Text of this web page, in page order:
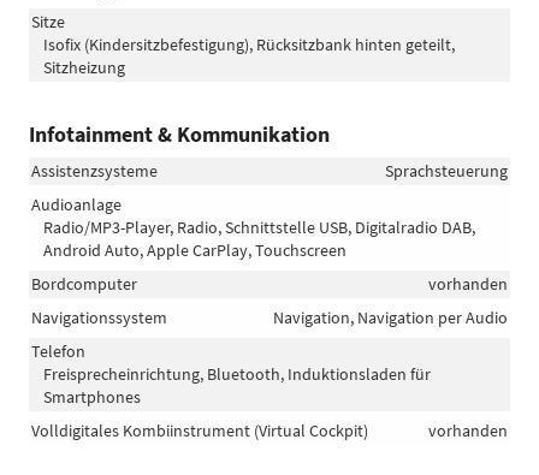
Sitze
Isofix (Kindersitzbefestigung), Rücksitzbank hinten geteilt,
Sitzheizung
Infotainment & Kommunikation
Assistenzsysteme
Sprachsteuerung
Audioanlage
Radio/MP3-Player, Radio, Schnittstelle USB, Digitalradio DAB,
Android Auto, Apple CarPlay, Touchscreen
Bordcomputer
vorhanden
Navigationssystem
Navigation, Navigation per Audio
Telefon
Freisprecheinrichtung, Bluetooth, Induktionsladen für
Smartphones
Volldigitales Kombiinstrument (Virtual Cockpit)
vorhanden